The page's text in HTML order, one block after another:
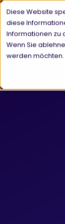
Diese Website
diese
Informationen zu
Wenn Sie
werden möchten.